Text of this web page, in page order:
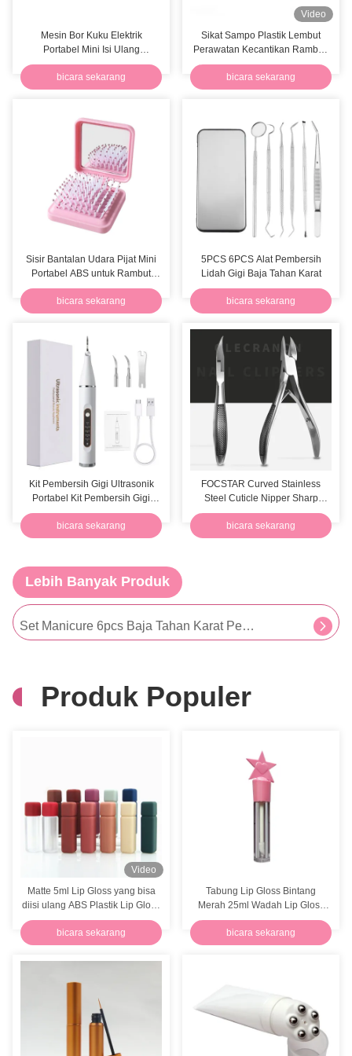
Mesin Bor Kuku Elektrik
Portabel Mini Isi Ulang
2200mAh 30000RPM
Kebisingan Rendah
bicara sekarang
Video
Sikat Sampo Plastik Lembut
Perawatan Kecantikan Rambut,
Pijat Kulit Kepala Silikon, Logo
Kustom
bicara sekarang
Sisir Bantalan Udara Pijat Mini
Portabel ABS untuk Rambut
Mengembang
bicara sekarang
5PCS 6PCS Alat Pembersih
Lidah Gigi Baja Tahan Karat
bicara sekarang
Kit Pembersih Gigi Ultrasonik
Portabel Kit Pembersih Gigi
Listrik Putih
bicara sekarang
FOCSTAR Curved Stainless
Steel Cuticle Nipper Sharp
Cuticle Nippers
bicara sekarang
Lebih Banyak Produk
Nippers Kutikula Pedikur Profesional untuk Kuku Tebal dan Tumbuh ke Dalam, Gunting Kuku Nyaman untuk Perawatan Kuku
Customized Logo Nail Clipper dengan built-in Spring Cuticle Nipper Toenail Clippers
Silver stainless steel campuran palet kosmetik Spatula dengan kasus kulit
Blok Buffer Kuku Double Sided OEM Grit 100 Grit 180 Buffer Spons Kuku
Set Perawatan Kuku Bayi Baru Lahir Pink Hijau Pemilih Telinga LED Kaca Pembesar Pinset Hidung
8pcs Bayi Set Clipper Kuku Silikon Bayi Baru Lahir Manikur Set Dengan Kotak Hadiah
Produk Populer
Video
Matte 5ml Lip Gloss yang bisa
diisi ulang ABS Plastik Lip Gloss
Tubes Square
bicara sekarang
Tabung Lip Gloss Bintang
Merah 25ml Wadah Lip Gloss
Lucu
bicara sekarang